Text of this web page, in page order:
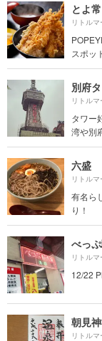
とよ常
リトル
スポッ
別府
リトル
タワー
湾や別
六盛
リトル
有名ら
り！
べっ
リトル
12/22
朝見
リトル